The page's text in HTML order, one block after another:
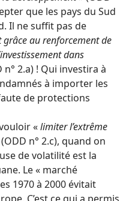
que les pays du Sud
Il ne suffit pas de
au renforcement de
dans
n° 2.a) ! Qui investira à
à importer les
de protections
«limiter l’extrême
n° 2.c), quand on
de volatilité est la
Le « marché
1970 à 2000 évitait